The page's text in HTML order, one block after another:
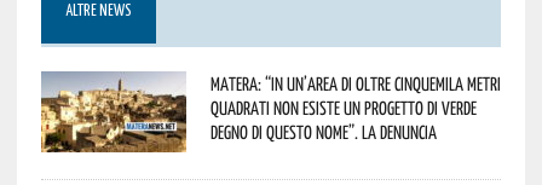
ALTRE NEWS
Matera: “In un’area di oltre cinquemila metri
quadrati non esiste un progetto di verde
degno di questo nome”. La denuncia